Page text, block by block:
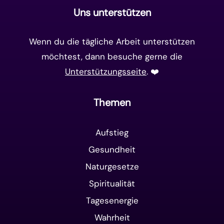
Uns unterstützen
Wenn du die tägliche Arbeit unterstützen
möchtest, dann besuche gerne die
Unterstützungsseite. ❤️️
Themen
Aufstieg
Gesundheit
Naturgesetze
Spiritualität
Tagesenergie
Wahrheit